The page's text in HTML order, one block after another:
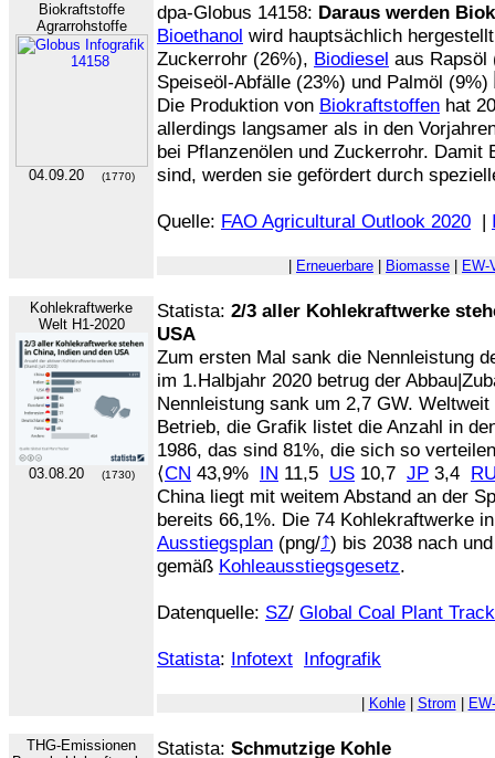
Biokraftstoffe
Agrarrohstoffe
04.09.20 (1770)
dpa-Globus 14158: Daraus werden
Bioethanol wird hauptsächlich
Zuckerrohr (26%), Biodiesel aus Rapsöl
Speiseöl-Abfälle (23%) und Palmöl (9%)
Die Produktion von Biokraftstoffen hat
allerdings langsamer als in den
bei Pflanzenölen und Zuckerrohr.
sind, werden sie gefördert durch
Quelle: FAO Agricultural Outlook 2020 |
Erneuerbare Biomasse EW-
Kohlekraftwerke
Welt H1-2020
03.08.20 (1730)
Statista: 2/3 aller Kohlekraftwerke
USA
Zum ersten Mal sank die Nennleistung
im 1.Halbjahr 2020 betrug der
Nennleistung sank um 2,7 GW.
Betrieb, die Grafik listet die Anzahl in
1986, das sind 81%, die sich so
⟨CN 43,9% IN 11,5 US 10,7 JP 3,4
China liegt mit weitem Abstand an der
bereits 66,1%. Die 74 Kohlekraftwerke
Ausstiegsplan (png/⤴) bis 2038 nach
gemäß Kohleausstiegsgesetz.
Datenquelle: SZ/ Global Coal Plant
Statista: Infotext Infografik
Kohle| Strom
THG-Emissionen
Statista: Schmutzige Kohle